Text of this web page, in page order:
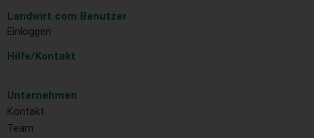
Landwirt.com Benutzer
Einloggen
Hilfe/Kontakt
Unternehmen
Kontakt
Team